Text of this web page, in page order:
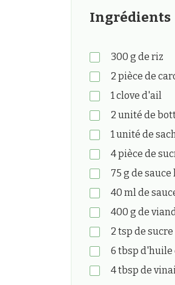
Ingrédients
300 g de riz
2 pièce de
1clove d'ail
2 unité de
1unité de
4pièce de
75 g de sauce
40 mlde
400 g de
2 tsp de sucre
6 tbsp d'huile
4tbsp de